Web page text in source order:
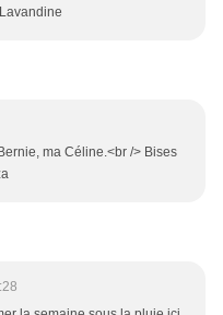
ma Céline.<br /> Bises